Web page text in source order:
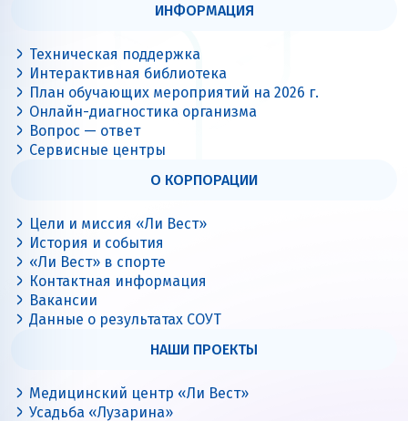
ИНФОРМАЦИЯ
Техническая поддержка
Интерактивная библиотека
План обучающих мероприятий на 2026 г.
Онлайн-диагностика организма
Вопрос — ответ
Сервисные центры
О КОРПОРАЦИИ
Цели и миссия «Ли Вест»
История и события
«Ли Вест» в спорте
Контактная информация
Вакансии
Данные о результатах СОУТ
НАШИ ПРОЕКТЫ
Медицинский центр «Ли Вест»
Усадьба «Лузарина»